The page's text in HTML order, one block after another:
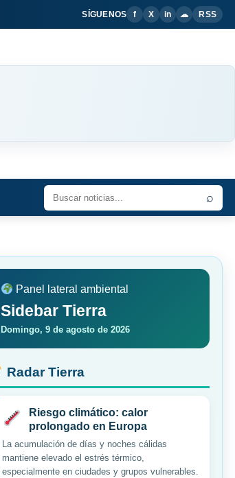
SÍGUENOS f X in ☁ RSS
⌕
Panel lateral ambiental
Sidebar Tierra
Domingo, 9 de agosto de 2026
Radar Tierra
Riesgo climático: calor
prolongado en Europa
La acumulación de días y noches cálidas
mantiene elevado el estrés térmico,
especialmente en ciudades y grupos vulnerables.